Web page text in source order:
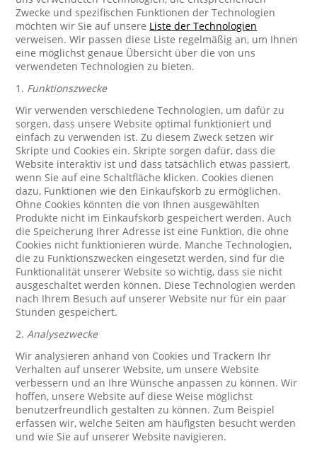
Zwecke und spezifischen Funktionen der Technologien
möchten wir Sie auf unsere Liste der Technologien
verweisen. Wir passen diese Liste regelmäßig an, um Ihnen
eine möglichst genaue Übersicht über die von uns
verwendeten Technologien zu bieten.
1. Funktionszwecke
Wir verwenden verschiedene Technologien, um dafür zu
sorgen, dass unsere Website optimal funktioniert und
einfach zu verwenden ist. Zu diesem Zweck setzen wir
Skripte und Cookies ein. Skripte sorgen dafür, dass die
Website interaktiv ist und dass tatsächlich etwas passiert,
wenn Sie auf eine Schaltfläche klicken. Cookies dienen
dazu, Funktionen wie den Einkaufskorb zu ermöglichen.
Ohne Cookies könnten die von Ihnen ausgewählten
Produkte nicht im Einkaufskorb gespeichert werden. Auch
die Speicherung Ihrer Adresse ist eine Funktion, die ohne
Cookies nicht funktionieren würde. Manche Technologien,
die zu Funktionszwecken eingesetzt werden, sind für die
Funktionalität unserer Website so wichtig, dass sie nicht
ausgeschaltet werden können. Diese Technologien werden
nach Ihrem Besuch auf unserer Website nur für ein paar
Stunden gespeichert.
2.Analysezwecke
Wir analysieren anhand von Cookies und Trackern Ihr
Verhalten auf unserer Website, um unsere Website
verbessern und an Ihre Wünsche anpassen zu können. Wir
hoffen, unsere Website auf diese Weise möglichst
benutzerfreundlich gestalten zu können. Zum Beispiel
erfassen wir, welche Seiten am häufigsten besucht werden
und wie Sie auf unserer Website navigieren.